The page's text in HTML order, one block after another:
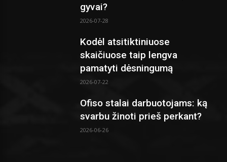
gyvai?
2026-07-28
Kodėl atsitiktiniuose
skaičiuose taip lengva
pamatyti dėsningumą
2026-07-22
Ofiso stalai darbuotojams: ką
svarbu žinoti prieš perkant?
2026-06-26